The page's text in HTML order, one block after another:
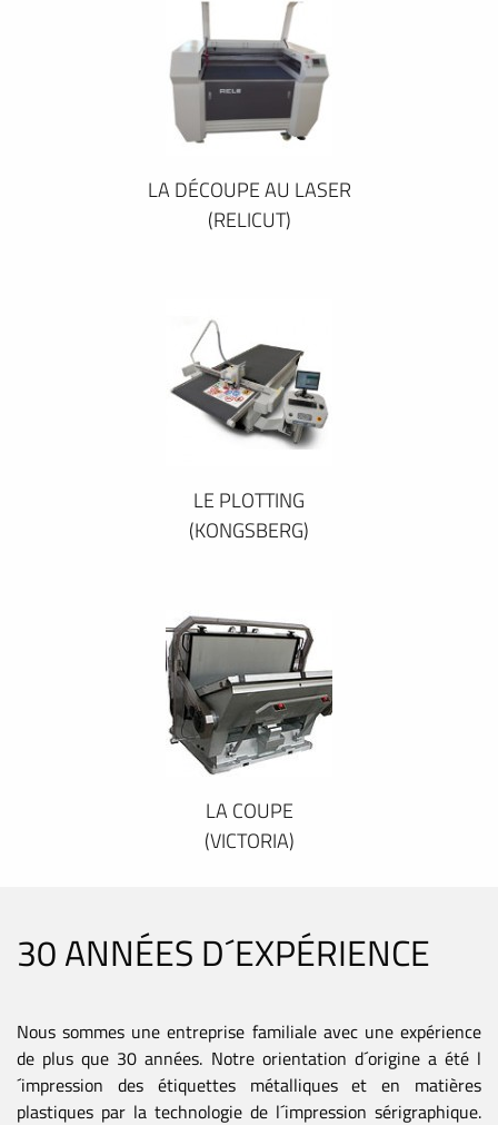
LA DÉCOUPE AU LASER
(RELICUT)
LE PLOTTING
(KONGSBERG)
LA COUPE
(VICTORIA)
30 ANNÉES D´EXPÉRIENCE
Nous sommes une entreprise familiale avec une expérience
de plus que 30 années. Notre orientation d´origine a été l
´impression des étiquettes métalliques et en matières
plastiques par la technologie de l´impression sérigraphique.